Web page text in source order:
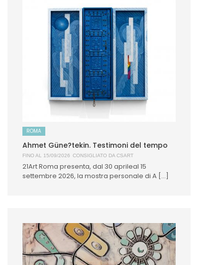
ROMA
Ahmet Güne?tekin. Testimoni del tempo
FINO AL 15/09/2026 CONSIGLIATO DA CSART
21Art Roma presenta, dal 30 aprileal 15
settembre 2026, la mostra personale di A [...]